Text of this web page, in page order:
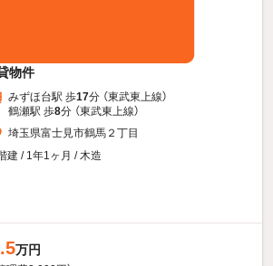
物件
みずほ台駅 歩17分 （東武東上線）
鶴瀬駅 歩8分 （東武東上線）
埼玉県富士見市鶴馬２丁目
建 / 1年1ヶ月 / 木造
万円